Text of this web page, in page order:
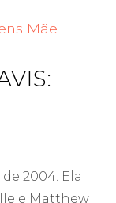
Mãe
2004. Ela
e Matthew